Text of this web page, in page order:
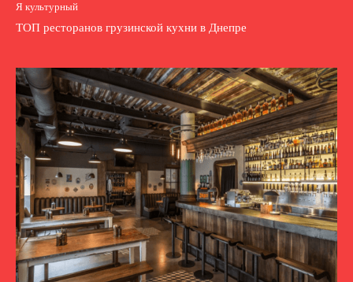
Я культурный
ТОП ресторанов грузинской кухни в Днепре